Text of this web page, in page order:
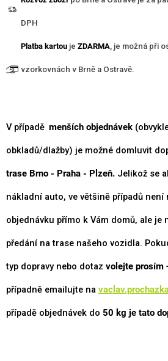
DPH
Platba kartou je ZDARMA , je možná při
vzorkovnách v Brně a Ostravě.
V případě menších objednávek
obkladů/dlažby) je možné domluvit
trase Brno - Praha - Plzeň. Jelikož se
nákladní auto, ve většině případů není
objednávku přímo k Vám domů, ale je
předání na trase našeho vozidla.
typ dopravy nebo dotaz volejte prosím
případně emailujte na
případě objednávek do 50 kg je tato